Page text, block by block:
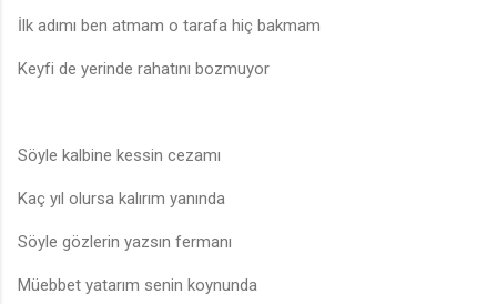
İlk adımı ben atmam o tarafa hiç bakmam
Keyfi de yerinde rahatını bozmuyor
Söyle kalbine kessin cezamı
Kaç yıl olursa kalırım yanında
Söyle gözlerin yazsın fermanı
Müebbet yatarım senin koynunda